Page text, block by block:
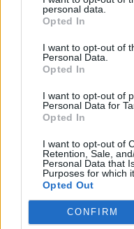
personal data.
Opted In
I want to opt-out of
Personal Data.
Opted In
I want to opt-out of
Personal Data for
Opted In
I want to opt-out of
Retention, Sale,
Personal Data that
Purposes for which
Opted Out
CONFIRM
Kötéslisták: BÉT
kötéslistái
MÁR ELŐFIZETŐNK
©